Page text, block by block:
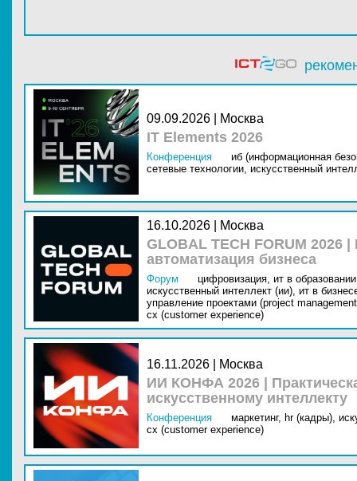
09.09.2026 | Москва
IT Elements 2026
Конференция
иб (информационная
сетевые технологии, искусственный
16.10.2026 | Москва
GLOBAL TECH FORUM
автоматизация бизнеса
Форум цифровизация, ит в
искусственный интеллект (ии), ит в
управление проектами (project
cx (customer experience)
16.11.2026 | Москва
ИИ КОНФА 2026 |
искусственному интеллекту
Конференция маркетинг, hr (кадры),
cx (customer experience)